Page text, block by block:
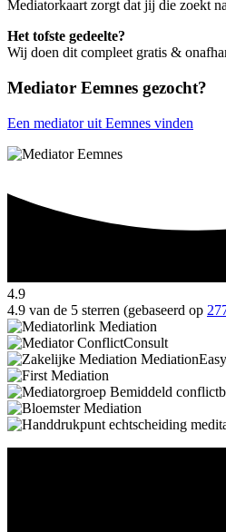
Mediatorkaart zorgt dat jij die zoekt
Het tofste gedeelte?
Wij doen dit compleet gratis &
Mediator Eemnes gezocht?
Een mediator uit Eemnes vinden
4.9
4.9 van de 5 sterren (gebaseerd op